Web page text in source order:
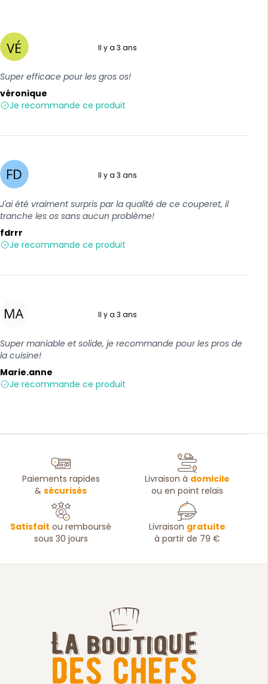
Il y a 3 ans
Super efficace pour les gros os!
véronique
Je recommande ce produit
Il y a 3 ans
J'ai été vraiment surpris par la qualité de ce couperet, il
tranche les os sans aucun problème!
fdrrr
Je recommande ce produit
Il y a 3 ans
Super maniable et solide, je recommande pour les pros de
la cuisine!
Marie.anne
Je recommande ce produit
Paiements rapides
&sécurisés
Livraison à domicile
ou en point relais
Satisfait ou remboursé
sous 30 jours
Livraison gratuite
à partir de 79 €